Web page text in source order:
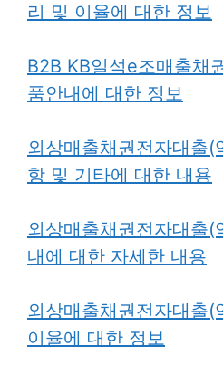
리 및 이율에 대한 정보
B2B KB일석e조매출채
품안내에 대한 정보
외상매출채권전자대출(
항 및 기타에 대한 내용
외상매출채권전자대출(
내에 대한 자세한 내용
외상매출채권전자대출(
이율에 대한 정보